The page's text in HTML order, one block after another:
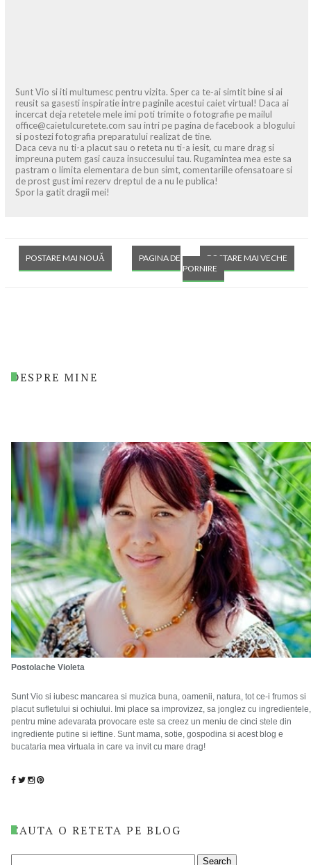
Sunt Vio si iti multumesc pentru vizita. Sper ca te-ai simtit bine si ai
reusit sa gasesti inspiratie intre paginile acestui caiet virtual! Daca ai
incercat deja retetele mele imi poti trimite o fotografie pe mailul
office@caietulcuretete.com sau intri pe pagina de facebook a blogului
si postezi fotografia preparatului realizat de tine.
Daca ceva nu ti-a placut sau o reteta nu ti-a iesit, cu mare drag si
impreuna putem gasi cauza insuccesului tau. Rugamintea mea este sa
pastram o limita elementara de bun simt, comentariile ofensatoare si
de prost gust imi rezerv dreptul de a nu le publica!
Spor la gatit dragii mei!
POSTARE MAI NOUĂ POSTARE MAI VECHE
PAGINA DE
PORNIRE
DESPRE MINE
Postolache Violeta
Sunt Vio si iubesc mancarea si muzica buna, oamenii, natura, tot ce-i frumos si
placut sufletului si ochiului. Imi place sa improvizez, sa jonglez cu ingredientele,
pentru mine adevarata provocare este sa creez un meniu de cinci stele din
ingrediente putine si ieftine. Sunt mama, sotie, gospodina si acest blog e
bucataria mea virtuala in care va invit cu mare drag!
CAUTA O RETETA PE BLOG